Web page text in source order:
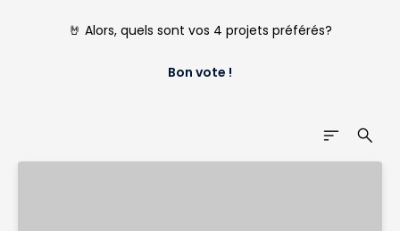
🤘 Alors, quels sont vos 4 projets préférés?
Bon vote !
search
sort